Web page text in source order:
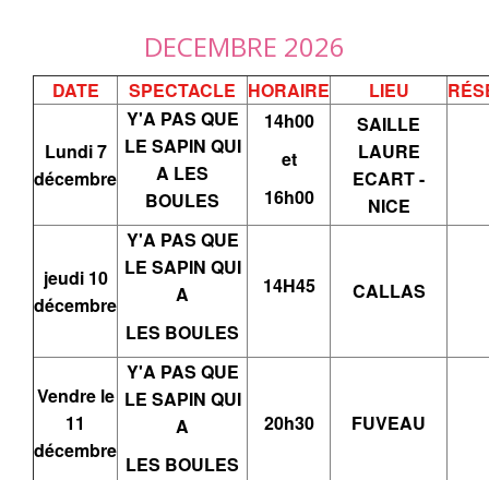
DECEMBRE 2026
DATE SPECTACLE HORAIRE LIEU
Lundi 7
décembre
Y'A PAS QUE
LE SAPIN QUI
A LES
BOULES
14h00
et
16h00
SAILLE
LAURE
ECART -
NICE
jeudi 10
décembre
Y'A PAS QUE
LE SAPIN QUI
A
LES BOULES
14H45 CALLAS
Vendre le
11
décembre
Y'A PAS QUE
LE SAPIN QUI
A
LES BOULES
20h30 FUVEAU